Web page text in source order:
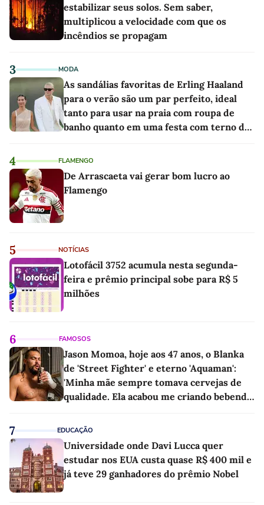
estabilizar seus solos. Sem saber,
multiplicou a velocidade com que os
incêndios se propagam
3 MODA
As sandálias favoritas de Erling Haaland
para o verão são um par perfeito, ideal
tanto para usar na praia com roupa de
banho quanto em uma festa com terno de
4 FLAMENGO
De Arrascaeta vai gerar bom lucro ao
Flamengo
5 NOTÍCIAS
Lotofácil 3752 acumula nesta segunda-
feira e prêmio principal sobe para R$ 5
milhões
6 FAMOSOS
Jason Momoa, hoje aos 47 anos, o Blanka
de 'Street Fighter' e eterno 'Aquaman':
'Minha mãe sempre tomava cervejas de
qualidade. Ela acabou me criando bebendo
7 EDUCAÇÃO
Universidade onde Davi Lucca quer
estudar nos EUA custa quase R$ 400 mil e
já teve 29 ganhadores do prêmio Nobel